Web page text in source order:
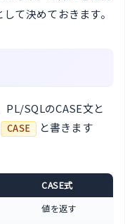
て決めておきます。
PL/SQLのCASE文と
CASE
と書きます
CASE式
値を返す